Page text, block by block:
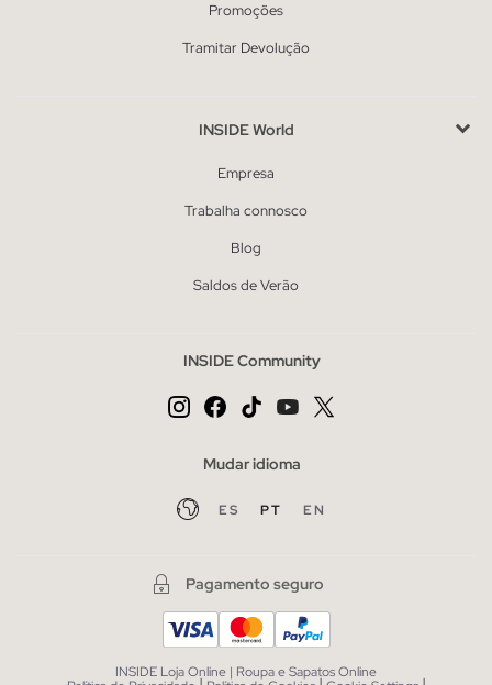
Promoções
Tramitar Devolução
INSIDE World
Empresa
Trabalha connosco
Blog
Saldos de Verão
INSIDE Community
Mudar idioma
ES PT EN
Pagamento seguro
INSIDE Loja Online | Roupa e Sapatos Online